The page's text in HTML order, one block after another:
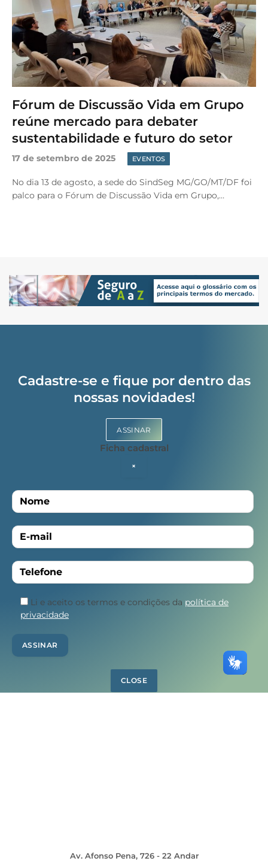
Fórum de Discussão Vida em Grupo
reúne mercado para debater
sustentabilidade e futuro do setor
17 de setembro de 2025 EVENTOS
No dia 13 de agosto, a sede do SindSeg MG/GO/MT/DF foi
palco para o Fórum de Discussão Vida em Grupo,…
Cadastre-se e fique por dentro das
nossas novidades!
ASSINAR
Ficha cadastral
×
Li e aceito os termos e condições da política de
privacidade
CLOSE
Av. Afonso Pena, 726 - 22 Andar